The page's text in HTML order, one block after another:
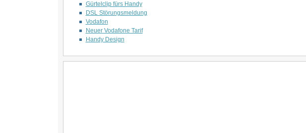
Gürtelclip fürs Handy
DSL Störungsmeldung
Vodafon
Neuer Vodafone Tarif
Handy Design